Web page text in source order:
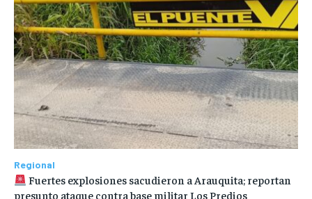
Regional
Fuertes explosiones sacudieron a Arauquita; reportan
presunto ataque contra base militar Los Predios